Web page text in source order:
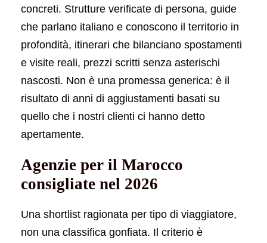
concreti. Strutture verificate di persona, guide
che parlano italiano e conoscono il territorio in
profondità, itinerari che bilanciano spostamenti
e visite reali, prezzi scritti senza asterischi
nascosti. Non è una promessa generica: è il
risultato di anni di aggiustamenti basati su
quello che i nostri clienti ci hanno detto
apertamente.
Agenzie per il Marocco
consigliate nel 2026
Una shortlist ragionata per tipo di viaggiatore,
non una classifica gonfiata. Il criterio è